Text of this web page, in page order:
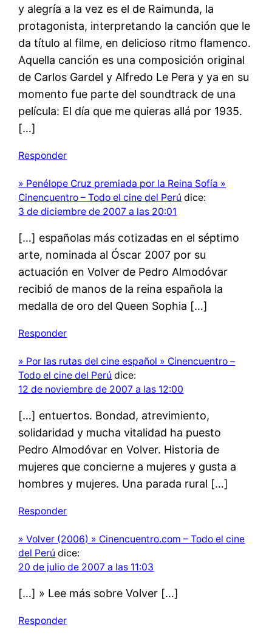
y alegría a la vez es el de Raimunda, la
protagonista, interpretando la canción que le
da título al filme, en delicioso ritmo flamenco.
Aquella canción es una composición original
de Carlos Gardel y Alfredo Le Pera y ya en su
momento fue parte del soundtrack de una
película: El día que me quieras allá por 1935.
[…]
Responder
» Penélope Cruz premiada por la Reina Sofía »
Cinencuentro – Todo el cine del Perú dice:
3 de diciembre de 2007 a las 20:01
[…] españolas más cotizadas en el séptimo
arte, nominada al Óscar 2007 por su
actuación en Volver de Pedro Almodóvar
recibió de manos de la reina española la
medalla de oro del Queen Sophia […]
Responder
» Por las rutas del cine español » Cinencuentro –
Todo el cine del Perú dice:
12 de noviembre de 2007 a las 12:00
[…] entuertos. Bondad, atrevimiento,
solidaridad y mucha vitalidad ha puesto
Pedro Almodóvar en Volver. Historia de
mujeres que concierne a mujeres y gusta a
hombres y mujeres. Una parada rural […]
Responder
» Volver (2006) » Cinencuentro.com – Todo el cine
del Perú dice:
20 de julio de 2007 a las 11:03
[…] » Lee más sobre Volver […]
Responder